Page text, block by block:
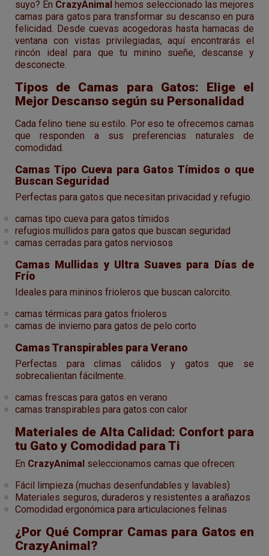
suyo? En CrazyAnimal hemos seleccionado las mejores
camas para gatos para transformar su descanso en pura
felicidad. Desde cuevas acogedoras hasta hamacas de
ventana con vistas privilegiadas, aquí encontrarás el
rincón ideal para que tu minino sueñe, descanse y
desconecte.
Tipos de Camas para Gatos: Elige el
Mejor Descanso según su Personalidad
Cada felino tiene su estilo. Por eso te ofrecemos camas
que responden a sus preferencias naturales de
comodidad.
Camas Tipo Cueva para Gatos Tímidos o que
Buscan Seguridad
Perfectas para gatos que necesitan privacidad y refugio.
camas tipo cueva para gatos tímidos
refugios mullidos para gatos que buscan seguridad
camas cerradas para gatos nerviosos
Camas Mullidas y Ultra Suaves para Días de
Frío
Ideales para mininos frioleros que buscan calorcito.
camas térmicas para gatos frioleros
camas de invierno para gatos de pelo corto
Camas Transpirables para Verano
Perfectas para climas cálidos y gatos que se
sobrecalientan fácilmente.
camas frescas para gatos en verano
camas transpirables para gatos con calor
Materiales de Alta Calidad: Confort para
tu Gato y Comodidad para Ti
En CrazyAnimal seleccionamos camas que ofrecen:
Fácil limpieza (muchas desenfundables y lavables)
Materiales seguros, duraderos y resistentes a arañazos
Comodidad ergonómica para articulaciones felinas
¿Por Qué Comprar Camas para Gatos en
CrazyAnimal?